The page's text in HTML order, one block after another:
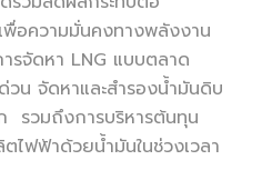
พื่อความมั่นคงทางพลังงาน
รจัดหา LNG แบบตลาด
วน จัดหาและสำรองน้ำมันดิบ
รวมถึงการบริหารต้นทุน
ไฟฟ้าด้วยน้ำมันในช่วงเวลา